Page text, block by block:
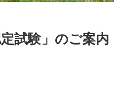
試験」のご案内